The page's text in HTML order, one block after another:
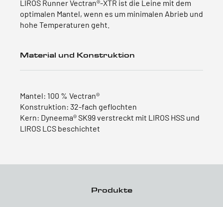
LIROS Runner Vectran®-XTR ist die Leine mit dem
optimalen Mantel, wenn es um minimalen Abrieb und
hohe Temperaturen geht.
Material und Konstruktion
Mantel: 100 % Vectran®
Konstruktion: 32-fach geflochten
Kern: Dyneema® SK99 verstreckt mit LIROS HSS und
LIROS LCS beschichtet
Produkte